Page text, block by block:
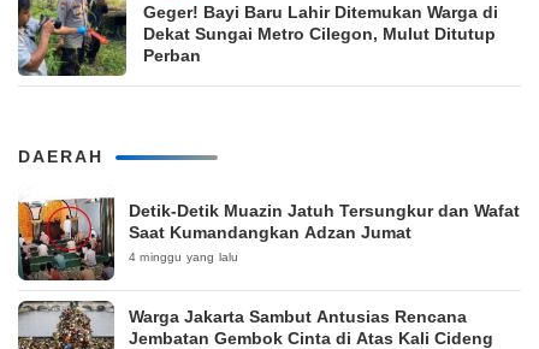
Geger! Bayi Baru Lahir Ditemukan Warga di
Dekat Sungai Metro Cilegon, Mulut Ditutup
Perban
DAERAH
Detik-Detik Muazin Jatuh Tersungkur dan Wafat
Saat Kumandangkan Adzan Jumat
4 minggu yang lalu
Warga Jakarta Sambut Antusias Rencana
Jembatan Gembok Cinta di Atas Kali Cideng